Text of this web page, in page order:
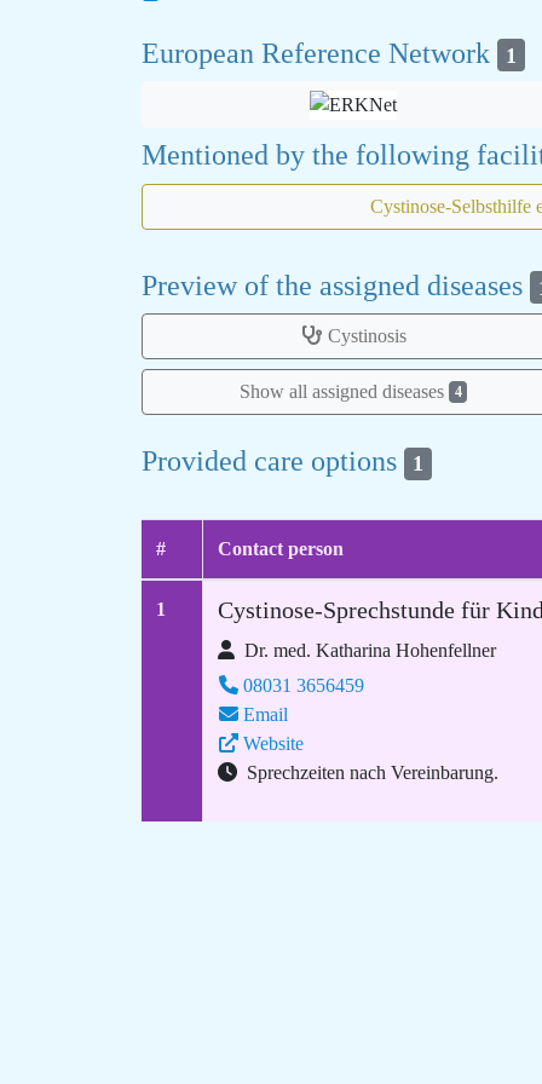
European Reference Network 1
Mentioned by the following
Cystinose-Selbsthilfe
Preview of the assigned diseases
Cystinosis
Show all assigned diseases 4
Provided care options 1
# Contact person
1 Cystinose-Sprechstunde für
Dr. med. Katharina Hohenfellner
08031 3656459
Email
Website
Sprechzeiten nach Vereinbarung.